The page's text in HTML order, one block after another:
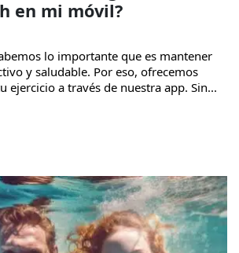
en mi móvil?
lo importante que es mantener
y saludable. Por eso, ofrecemos
ejercicio a través de nuestra app. Sin...